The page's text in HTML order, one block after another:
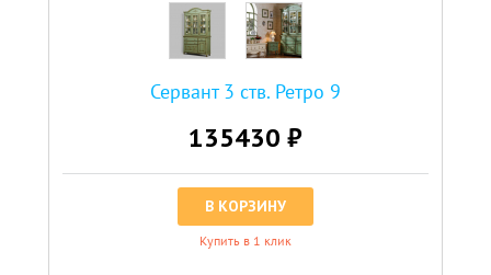
Сервант 3 ств. Ретро 9
135430 ₽
В КОРЗИНУ
Купить в 1 клик